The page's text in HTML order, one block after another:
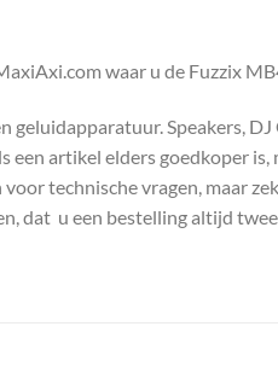
waar u de Fuzzix
Speakers,
artikel elders goedkoper
technische vragen, maar
dat u een bestelling altijd